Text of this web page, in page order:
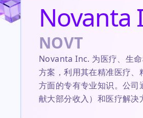
Novanta
NOVT
Novanta Inc. 为医疗、生
方案，利用其在精准医疗
方面的专有专业知识。公
献大部分收入）和医疗解决